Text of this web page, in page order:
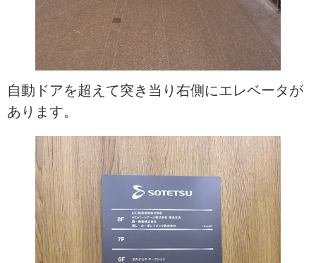
自動ドアを超えて突き当り右側にエレベータが
あります。